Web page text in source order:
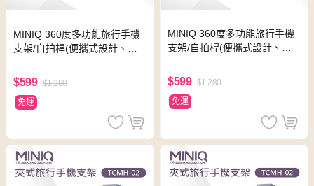
MINIQ 360度多功能旅行手機
支架/自拍桿(便攜式設計、易
$599 $1,280
免運
MINIQ 360度多功能旅行手機
支架/自拍桿(便攜式設計、易
$599 $1,280
免運